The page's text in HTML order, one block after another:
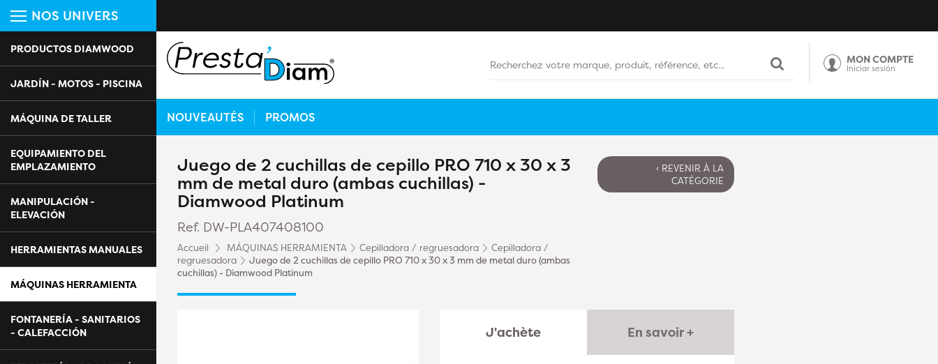
NOS UNIVERS
PRODUCTOS DIAMWOOD
JARDÍN - MOTOS - PISCINA
MÁQUINA DE TALLER
EQUIPAMIENTO DEL
EMPLAZAMIENTO
MANIPULACIÓN -
ELEVACIÓN
HERRAMIENTAS MANUALES
MÁQUINAS HERRAMIENTA
FONTANERÍA - SANITARIOS
- CALEFACCIÓN
MON COMPTE
Iniciar sesión
NOUVEAUTÉS PROMOS
Juego de 2 cuchillas de cepillo PRO 710 x 30 x 3
mm de metal duro (ambas cuchillas) -
Diamwood Platinum
Ref. DW-PLA407408100
Accueil MÁQUINAS HERRAMIENTA Cepilladora / regruesadora
Cepilladora /
regruesadora
Juego de 2 cuchillas de cepillo PRO 710 x 30 x 3 mm de metal duro (ambas
cuchillas) - Diamwood Platinum
‹ REVENIR À LA
CATÉGORIE
J'achète En savoir +